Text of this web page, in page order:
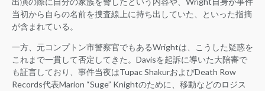
当初から自らの名前を捜査線上に持ち出していた、といった指摘
が含まれている。
一方、元コンプトン市警察官でもあるWrightは、こうした疑惑を
これまで一貫して否定してきた。Davisを起訴に導いた大陪審で
も証言しており、事件当夜はTupac ShakurおよびDeath Row
Records代表Marion “Suge” Knightのために、移動などのロジス